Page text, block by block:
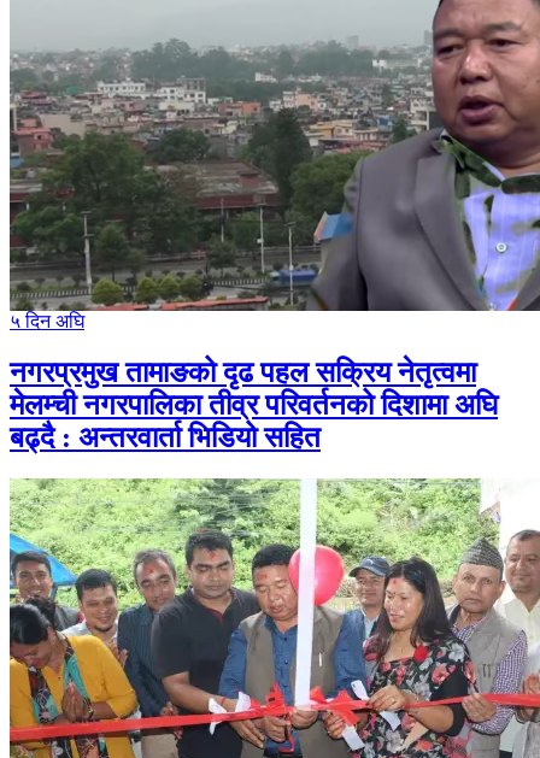
५ दिन अघि
नगरप्रमुख तामाङको दृढ पहल सक्रिय नेतृत्वमा
मेलम्ची नगरपालिका तीव्र परिवर्तनको दिशामा अघि
बढ्दै : अन्तरवार्ता भिडियो सहित